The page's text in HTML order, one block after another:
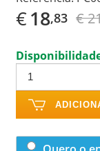
€18,83 €